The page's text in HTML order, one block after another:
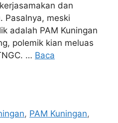
dan
Pasalnya, meski
adalah PAM Kuningan
polemik kian meluas
… Baca
, PAM Kuningan,